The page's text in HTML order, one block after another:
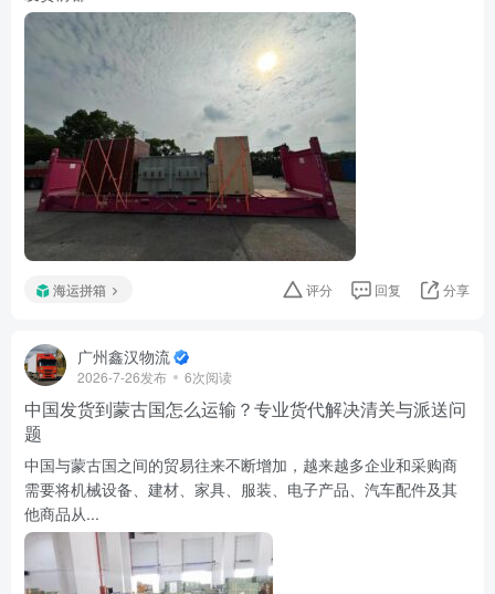
海运拼箱 评分 回复 分享
广州鑫汉物流
2026-7-26发布 6次阅读
中国发货到蒙古国怎么运输？专业货代解决清关与派送问
题
中国与蒙古国之间的贸易往来不断增加，越来越多企业和采购商
需要将机械设备、建材、家具、服装、电子产品、汽车配件及其
他商品从...